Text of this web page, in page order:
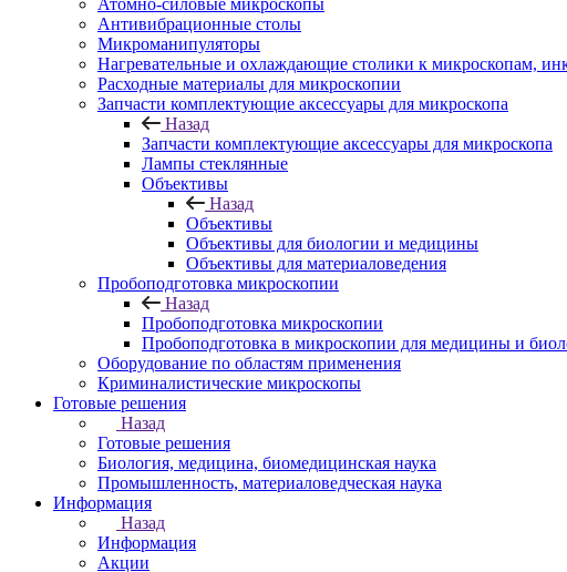
Атомно-силовые микроскопы
Антивибрационные столы
Микроманипуляторы
Нагревательные и охлаждающие столики к микроскопам,
Расходные материалы для микроскопии
Запчасти комплектующие аксессуары для микроскопа
Назад
Запчасти комплектующие аксессуары для микроскопа
Лампы стеклянные
Объективы
Назад
Объективы
Объективы для биологии и медицины
Объективы для материаловедения
Пробоподготовка микроскопии
Назад
Пробоподготовка микроскопии
Пробоподготовка в микроскопии для медицины и
Оборудование по областям применения
Криминалистические микроскопы
Готовые решения
Назад
Готовые решения
Биология, медицина, биомедицинская наука
Промышленность, материаловедческая наука
Информация
Назад
Информация
Акции